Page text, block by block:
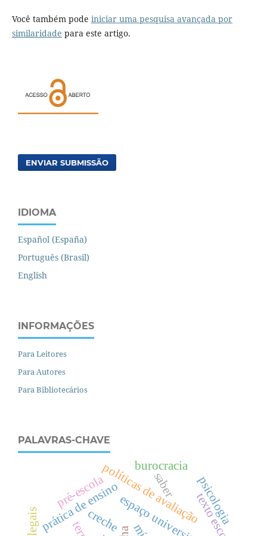
Você também pode iniciar uma pesquisa avançada por
similaridade para este artigo.
ENVIAR SUBMISSÃO
IDIOMA
Español (España)
Português (Brasil)
English
INFORMAÇÕES
Para Leitores
Para Autores
Para Bibliotecários
PALAVRAS-CHAVE
prática de ensino texto escolar
políticas de avaliação
saber
pré-escola
creche psicologia
burocracia